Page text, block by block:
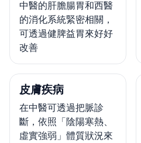
中醫的肝膽腸胃和西醫
的消化系統緊密相關，
可透過健脾益胃來好好
改善
皮膚疾病
在中醫可透過把脈診
斷，依照「陰陽寒熱、
虛實強弱」體質狀況來